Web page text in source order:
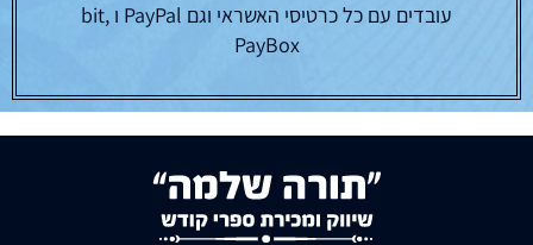
עובדים עם כל כרטיסי האשראי וגם PayPal ו bit,
PayBox